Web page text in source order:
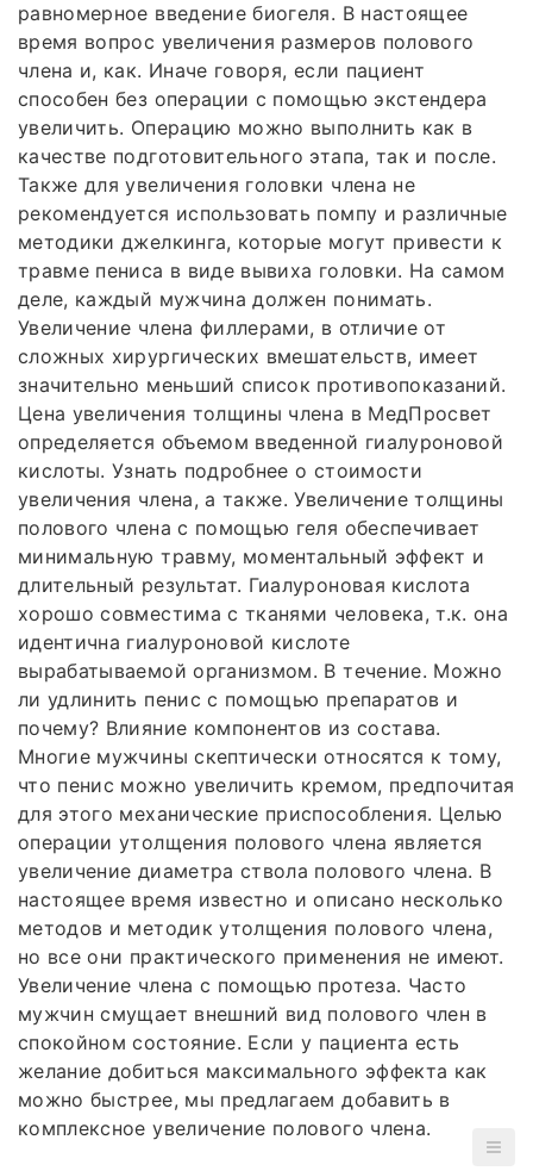
равномерное введение биогеля. В настоящее
время вопрос увеличения размеров полового
члена и, как. Иначе говоря, если пациент
способен без операции с помощью экстендера
увеличить. Операцию можно выполнить как в
качестве подготовительного этапа, так и после.
Также для увеличения головки члена не
рекомендуется использовать помпу и различные
методики джелкинга, которые могут привести к
травме пениса в виде вывиха головки. На самом
деле, каждый мужчина должен понимать.
Увеличение члена филлерами, в отличие от
сложных хирургических вмешательств, имеет
значительно меньший список противопоказаний.
Цена увеличения толщины члена в МедПросвет
определяется объемом введенной гиалуроновой
кислоты. Узнать подробнее о стоимости
увеличения члена, а также. Увеличение толщины
полового члена с помощью геля обеспечивает
минимальную травму, моментальный эффект и
длительный результат. Гиалуроновая кислота
хорошо совместима с тканями человека, т.к. она
идентична гиалуроновой кислоте
вырабатываемой организмом. В течение. Можно
ли удлинить пенис с помощью препаратов и
почему? Влияние компонентов из состава.
Многие мужчины скептически относятся к тому,
что пенис можно увеличить кремом, предпочитая
для этого механические приспособления. Целью
операции утолщения полового члена является
увеличение диаметра ствола полового члена. В
настоящее время известно и описано несколько
методов и методик утолщения полового члена,
но все они практического применения не имеют.
Увеличение члена с помощью протеза. Часто
мужчин смущает внешний вид полового член в
спокойном состояние. Если у пациента есть
желание добиться максимального эффекта как
можно быстрее, мы предлагаем добавить в
комплексное увеличение полового члена.